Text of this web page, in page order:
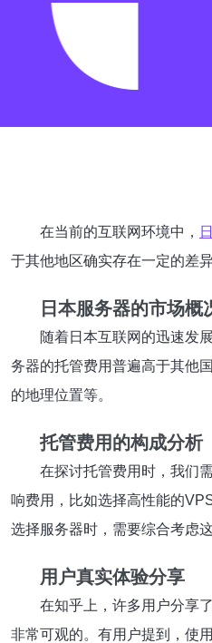
在当前的互联网环境中，
于其他地区确实存在一定的差
日本服务器的市场概
随着日本互联网的迅速发
务器的托管费用普遍高于其他
的地理位置等。
托管费用的构成分析
在探讨托管费用时，我们
响费用，比如选择高性能的
选择服务器时，需要综合考虑
用户真实体验分享
在知乎上，许多用户分享
非常可观的。有用户提到，使